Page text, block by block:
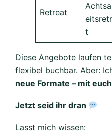
Retreat
t
Diese Angebote laufen
flexibel buchbar. Aber:
neue Formate – mit
Jetzt seid ihr dran
Lasst mich wissen: